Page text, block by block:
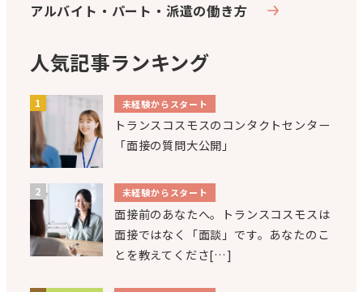
アルバイト・パート・派遣の働き方
人気記事ランキング
未経験からスタート
トランスコスモスのコンタクトセンター
「面接の質問大公開」
未経験からスタート
面接前のあなたへ。トランスコスモスは
面接ではなく「面談」です。あなたのこ
とを教えてくださ[…]